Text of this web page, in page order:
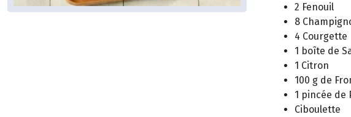
2 Fenouil
8
4 Courgette
1 boîte de
1 Citron
100 g de
1 pincée de
Ciboulette